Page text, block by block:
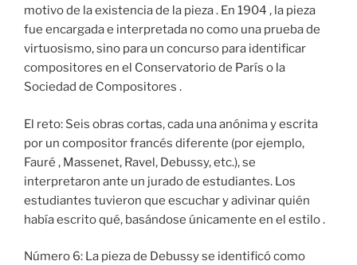
motivo de la existencia de la pieza . En 1904 , la pieza
fue encargada e interpretada no como una prueba de
virtuosismo, sino para un concurso para identificar
compositores en el Conservatorio de París o la
Sociedad de Compositores .
El reto: Seis obras cortas, cada una anónima y escrita
por un compositor francés diferente (por ejemplo,
Fauré , Massenet, Ravel, Debussy, etc.), se
interpretaron ante un jurado de estudiantes. Los
estudiantes tuvieron que escuchar y adivinar quién
había escrito qué, basándose únicamente en el estilo .
Número 6: La pieza de Debussy se identificó como